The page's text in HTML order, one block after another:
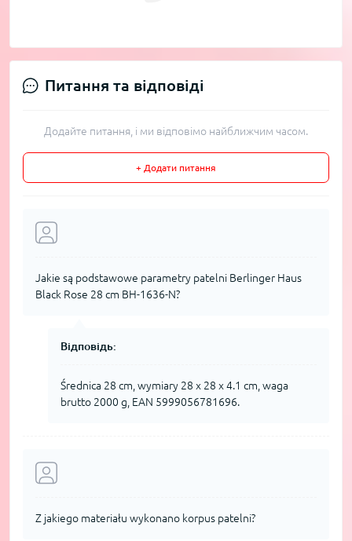
Питання та відповіді
Додайте питання, і ми відповімо найближчим часом.
+ Додати питання
Jakie są podstawowe parametry patelni Berlinger Haus
Black Rose 28 cm BH-1636-N?
Відповідь:
Średnica 28 cm, wymiary 28 x 28 x 4.1 cm, waga
brutto 2000 g, EAN 5999056781696.
Z jakiego materiału wykonano korpus patelni?